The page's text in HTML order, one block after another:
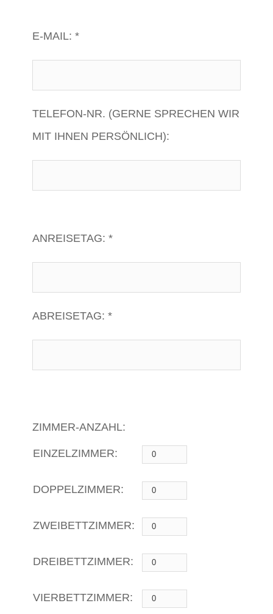
E-MAIL: *
TELEFON-NR. (GERNE SPRECHEN WIR
MIT IHNEN PERSÖNLICH):
ANREISETAG: *
ABREISETAG: *
ZIMMER-ANZAHL:
EINZELZIMMER:
DOPPELZIMMER:
ZWEIBETTZIMMER:
DREIBETTZIMMER:
VIERBETTZIMMER: